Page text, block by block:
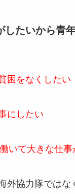
したいから青
困をなくしたい
にしたい
いて大きな仕
外協力隊ではな